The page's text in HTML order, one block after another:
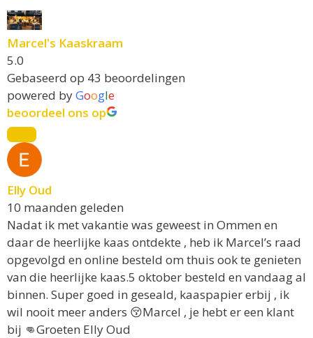
Marcel's Kaaskraam
5.0
Gebaseerd op 43 beoordelingen
powered byGoogle
beoordeel ons op
Elly Oud
10 maanden geleden
Nadat ik met vakantie was geweest in Ommen en
daar de heerlijke kaas ontdekte , heb ik Marcel’s raad
opgevolgd en online besteld om thuis ook te genieten
van die heerlijke kaas.5 oktober besteld en vandaag al
binnen. Super goed in geseald, kaaspapier erbij , ik
wil nooit meer anders 😚Marcel , je hebt er een klant
bij 👊Groeten Elly Oud